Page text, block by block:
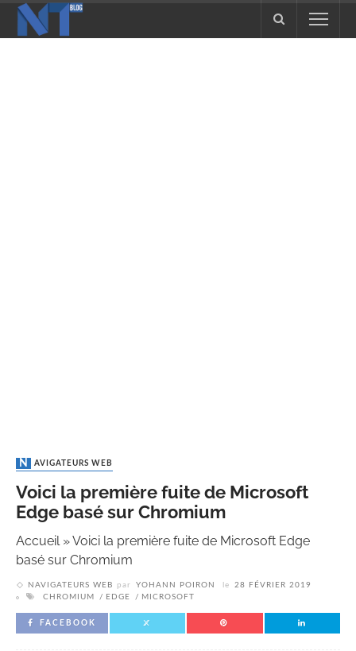
NAVIGATEURS WEB
Voici la première fuite de Microsoft
Edge basé sur Chromium
Accueil»Voici la première fuite de Microsoft Edge
basé sur Chromium
NAVIGATEURS WEB par YOHANN POIRON le
28 FÉVRIER 2019
CHROMIUM
EDGE MICROSOFT
FACEBOOK